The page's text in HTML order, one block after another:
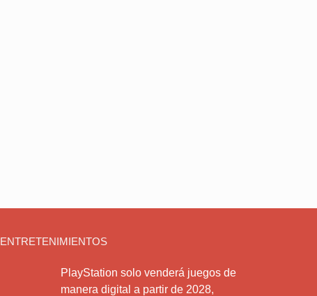
ENTRETENIMIENTOS
PlayStation solo venderá juegos de
manera digital a partir de 2028,